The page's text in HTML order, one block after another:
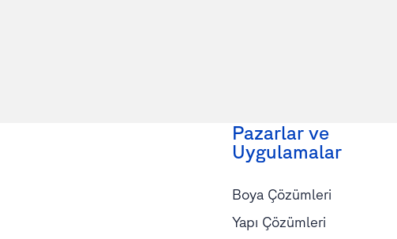
Pazarlar ve
Uygulamalar
Boya Çözümleri
Yapı Çözümleri